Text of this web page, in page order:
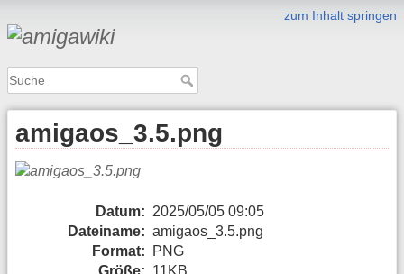
zum Inhalt springen
amigaos_3.5.png
Datum: 2025/05/05 09:05
Dateiname: amigaos_3.5.png
Format:
PNG
Größe: 11KB